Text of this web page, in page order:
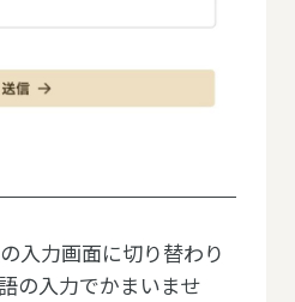
入力画面に切り替わり
の入力でかまいませ